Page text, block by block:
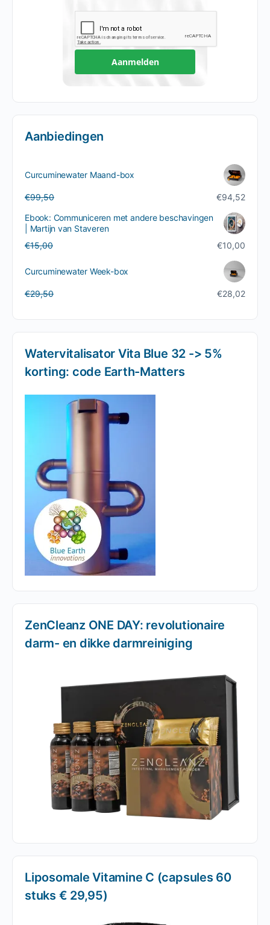
Aanmelden
Aanbiedingen
Curcuminewater Maand-box
€99,50Oorspronkelijke
was:
€99,50.
€94,52
Huidige
is:
€94,52.
Ebook: Communiceren met andere beschavingen
| Martijn van Staveren
€15,00Oorspronkelijke
was:
€15,00.
€10,00
Huidige
is:
€10,00.
Curcuminewater Week-box
€29,50Oorspronkelijke
€28,02
Huidige
Watervitalisator Vita Blue 32 -> 5%
korting: code Earth-Matters
ZenCleanz ONE DAY: revolutionaire
darm- en dikke darmreiniging
Liposomale Vitamine C (capsules 60
stuks € 29,95)